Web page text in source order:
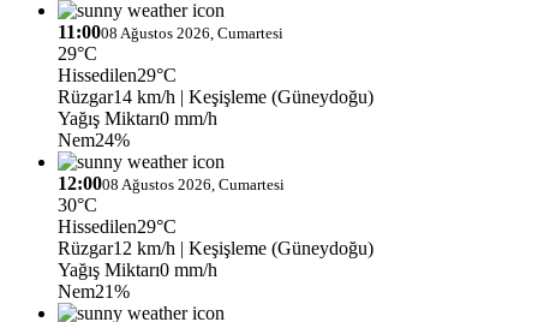
11:0008 Ağustos 2026, Cumartesi
29°C
Hissedilen29°C
Rüzgar14 km/h | Keşişleme (Güneydoğu)
Yağış Miktarı0 mm/h
Nem24%
12:0008 Ağustos 2026, Cumartesi
30°C
Hissedilen29°C
Rüzgar12 km/h | Keşişleme (Güneydoğu)
Yağış Miktarı0 mm/h
Nem21%